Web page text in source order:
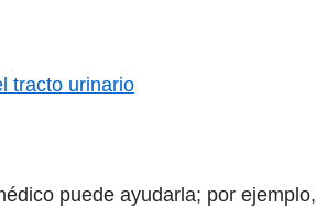
tracto urinario
puede ayudarla; por ejemplo,